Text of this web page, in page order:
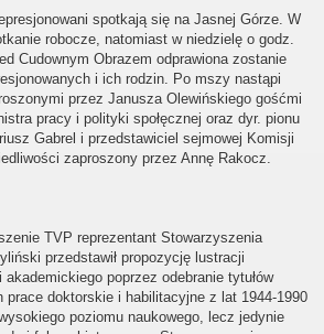
spotkają się na Jasnej Górze. W
robocze, natomiast w niedzielę o godz.
Cudownym Obrazem odprawiona zostanie
i ich rodzin. Po mszy nastąpi
przez Janusza Olewińskiego gośćmi
pracy i polityki społęcznej oraz dyr. pionu
Gabrel i przedstawiciel sejmowej Komisji
zaproszony przez Annę Rakocz.
TVP reprezentant Stowarzyszenia
przedstawił propozycję lustracji
poprzez odebranie tytułów
prace doktorskie i habilitacyjne z lat 1944-1990
poziomu naukowego, lecz jedynie